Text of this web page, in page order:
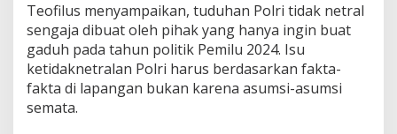
Teofilus menyampaikan, tuduhan Polri tidak netral
sengaja dibuat oleh pihak yang hanya ingin buat
gaduh pada tahun politik Pemilu 2024. Isu
ketidaknetralan Polri harus berdasarkan fakta-
fakta di lapangan bukan karena asumsi-asumsi
semata.